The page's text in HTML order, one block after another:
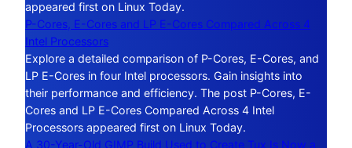
appeared first on Linux Today.
P-Cores, E-Cores and LP E-Cores Compared Across 4
Intel Processors
Explore a detailed comparison of P-Cores, E-Cores, and
LP E-Cores in four Intel processors. Gain insights into
their performance and efficiency. The post P-Cores, E-
Cores and LP E-Cores Compared Across 4 Intel
Processors appeared first on Linux Today.
A 30-Year-Old GIMP Build Used to Create Tux Is Now a